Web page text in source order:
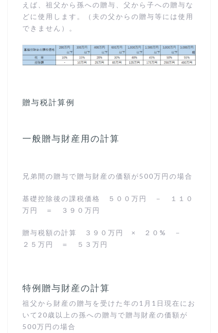
えば、祖父から孫への贈与、父から子への贈与な
どに使用します。（夫の父からの贈与等には使用
できません）。
贈与税計算例
一般贈与財産用の計算
兄弟間の贈与で贈与財産の価額が500万円の場合
基礎控除後の課税価格 ５００万円 － １１０
万円 ＝ ３９０万円
贈与税額の計算 ３９０万円 × ２０% －
２５万円 ＝ ５３万円
特例贈与財産の計算
祖父から財産の贈与を受けた年の1月1日現在にお
いて20歳以上の孫への贈与で贈与財産の価額が
500万円の場合